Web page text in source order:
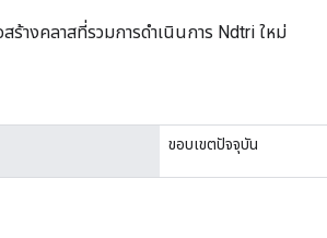
สร้างคลาสที่รวมการดำเนินการ Ndtri ใหม่
ขอบเขตปัจจุบัน